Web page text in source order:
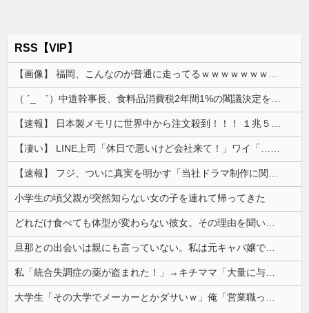
RSS【VIP】
【画像】 福岡、こんなのが普通に走ってるｗｗｗｗｗｗｗｗｗｗｗｗｗｗｗｗｗｗｗｗｗｗｗｗｗｗｗｗｗｗｗｗｗｗｗｗｗｗｗｗ
（ ´_ゝ`）中道幹事長、食料品消費税2年間1%の閣議決定を批判 → 記者「中道改革連合は食料品消費税ゼロを公約に掲げていたが？」→ 階猛氏「
【速報】 日本製メモリに世界中から注文殺到！！！ １兆５０００億円で工場増築へ
【凄い】 LINE上司「休日で悪いけど会社来て！」ワイ「…無視」上司「マジでヤバいから！」←その結果ｗｗｗｗｗ
【速報】 フジ、ついに真実を明かす「当社ドラマ制作に関するご説明」5chの目は厳しいぞ
小学生の頃父親が突然知らない女の子を連れて帰ってきた
どれだけ食べても体型が変わらない彼女。その理由を聞いたら、思いもしなかった方法で維持していて…
旦那との出会いは親にも言っていない。私は元キャバ嬢で旦那は元ボーイ
私「統合失調症の薬が盗まれた！」→キチママ「大量に与えたら娘が病院に運ばれた！ヤバい薬！」私「えっ」→盗まれた薬が思わぬ形で使われていて…
大学生「その大学でメーカーとかダサいｗ」俺「営業職って知らないの？」→まさかの勘違いに呆れてしまい…